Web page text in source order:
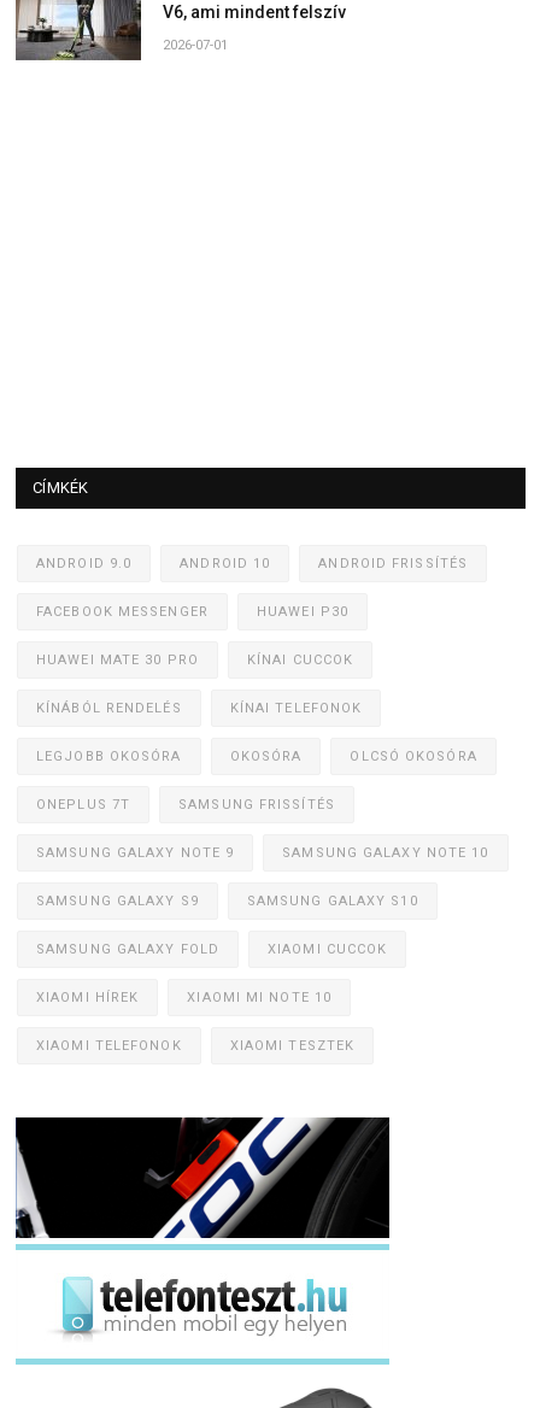
V6, ami mindent felszív
2026-07-01
CÍMKÉK
ANDROID 9.0 ANDROID 10 ANDROID FRISSÍTÉS
FACEBOOK MESSENGER HUAWEI P30
HUAWEI MATE 30 PRO KÍNAI CUCCOK
KÍNÁBÓL RENDELÉS KÍNAI TELEFONOK
LEGJOBB OKOSÓRA OKOSÓRA OLCSÓ OKOSÓRA
ONEPLUS 7T SAMSUNG FRISSÍTÉS
SAMSUNG GALAXY NOTE 9 SAMSUNG GALAXY NOTE 10
SAMSUNG GALAXY S9 SAMSUNG GALAXY S10
SAMSUNG GALAXY FOLD XIAOMI CUCCOK
XIAOMI HÍREK XIAOMI MI NOTE 10
XIAOMI TELEFONOK XIAOMI TESZTEK